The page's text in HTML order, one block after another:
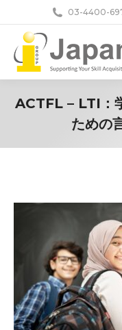
03-4400-
ACTFL – LTI：
ための